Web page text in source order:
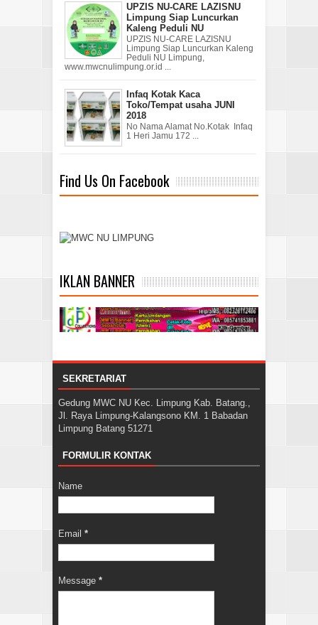
UPZIS NU-CARE LAZISNU
Limpung Siap Luncurkan
Kaleng Peduli NU
UPZIS NU-CARE LAZISNU
Limpung Siap Luncurkan Kaleng
Peduli NU Limpung,
www.mwcnulimpung.or.id ...
Infaq Kotak Kaca
Toko/Tempat usaha JUNI
2018
No Nama Alamat No.Kotak Infaq
1 Heri Jamu 172 ...
Find Us On Facebook
IKLAN BANNER
SEKRETARIAT
Gedung MWC NU Kec. Limpung Kab. Batang.,
Jl. Raya Limpung-Kalangsono KM. 1 Babadan
Limpung Batang 51271
FORMULIR KONTAK
Name
Email *
Message *